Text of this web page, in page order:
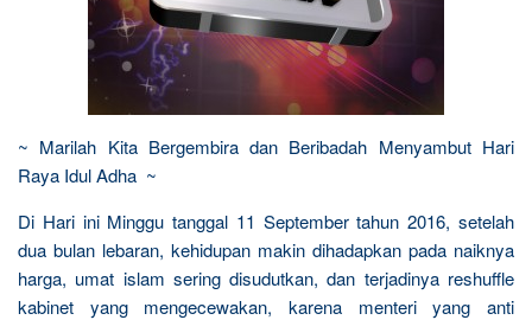
~ Marilah Kita Bergembira dan Beribadah Menyambut Hari
Raya Idul Adha ~
Di Hari ini Minggu tanggal 11 September tahun 2016, setelah
dua bulan lebaran, kehidupan makin dihadapkan pada naiknya
harga, umat islam sering disudutkan, dan terjadinya reshuffle
kabinet yang mengecewakan, karena menteri yang anti